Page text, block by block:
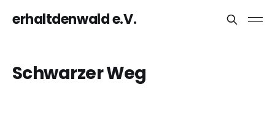
erhaltdenwald e.V.
Schwarzer Weg